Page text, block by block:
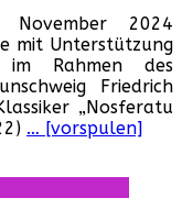
2024
mit Unterstützung
im Rahmen des
Friedrich
„Nosferatu
… [vorspulen]